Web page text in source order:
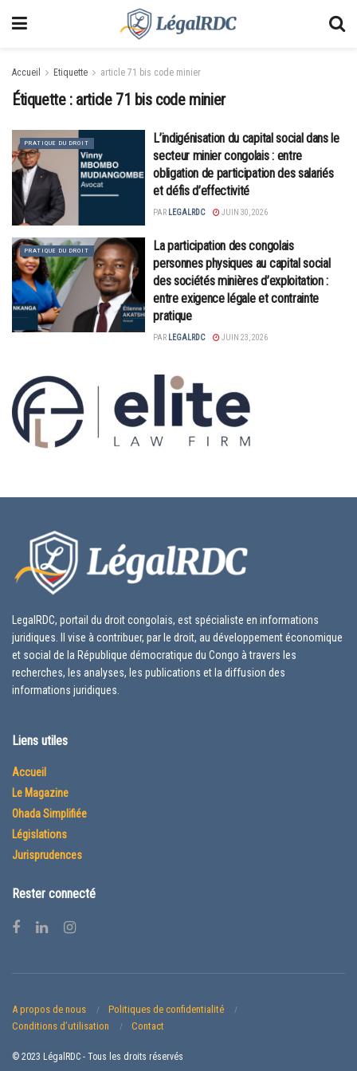
Accueil Etiquette article 71 bis code minier
Étiquette : article 71 bis code minier
PRATIQUE DU DROIT
L’indigénisation du capital social dans le
secteur minier congolais : entre
obligation de participation des salariés
et défis d’effectivité
PAR LEGALRDC JUIN 30, 2026
PRATIQUE DU DROIT
La participation des congolais
personnes physiques au capital social
des sociétés minières d’exploitation :
entre exigence légale et contrainte
pratique
PAR LEGALRDC JUIN 23, 2026
LegalRDC, portail du droit congolais, est spécialiste en informations
juridiques. Il vise à contribuer, par le droit, au développement économique
et social de la République démocratique du Congo à travers les
recherches, les analyses, les publications et la diffusion des
informations juridiques.
Liens utiles
Accueil
Le Magazine
Ohada Simplifiée
Législations
Jurisprudences
Rester connecté
A propos de nous
Politiques de confidentialité
Conditions d’utilisation
Contact
© 2023 LégalRDC - Tous les droits réservés